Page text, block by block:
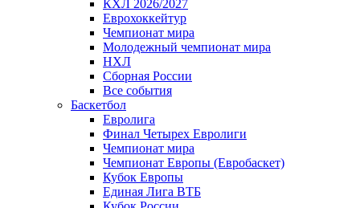
КХЛ 2026/2027
Еврохоккейтур
Чемпионат мира
Молодежный чемпионат мира
НХЛ
Сборная России
Все события
Баскетбол
Евролига
Финал Четырех Евролиги
Чемпионат мира
Чемпионат Европы (Евробаскет)
Кубок Европы
Единая Лига ВТБ